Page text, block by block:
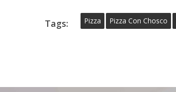
Tags: Pizza Pizza Con Chosco